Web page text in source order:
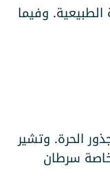
وفيما
الحرة. وتشير
خاصة سرطان